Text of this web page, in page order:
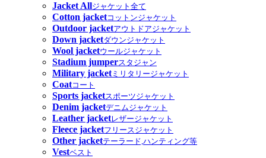
Jacket Allジャケット全て
Cotton jacketコットンジャケット
Outdoor jacketアウトドアジャケット
Down jacketダウンジャケット
Wool jacketウールジャケット
Stadium jumperスタジャン
Military jacketミリタリージャケット
Coatコート
Sports jacketスポーツジャケット
Denim jacketデニムジャケット
Leather jacketレザージャケット
Fleece jacketフリースジャケット
Other jacketテーラード,ハンティング等
Vestベスト